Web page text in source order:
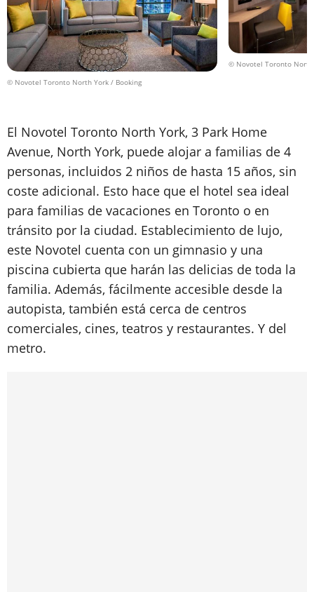
© Novotel Toronto North York / Booking
© Novotel Toronto North
El Novotel Toronto North York, 3 Park Home
Avenue, North York, puede alojar a familias de 4
personas, incluidos 2 niños de hasta 15 años, sin
coste adicional. Esto hace que el hotel sea ideal
para familias de vacaciones en Toronto o en
tránsito por la ciudad. Establecimiento de lujo,
este Novotel cuenta con un gimnasio y una
piscina cubierta que harán las delicias de toda la
familia. Además, fácilmente accesible desde la
autopista, también está cerca de centros
comerciales, cines, teatros y restaurantes. Y del
metro.